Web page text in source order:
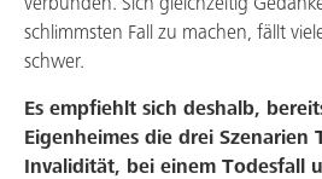
verbunden. Sich gleichzeitig
schlimmsten Fall zu machen, fällt
schwer.
Es empfiehlt sich deshalb,
Eigenheimes die drei
Invalidität, bei einem Todesfall